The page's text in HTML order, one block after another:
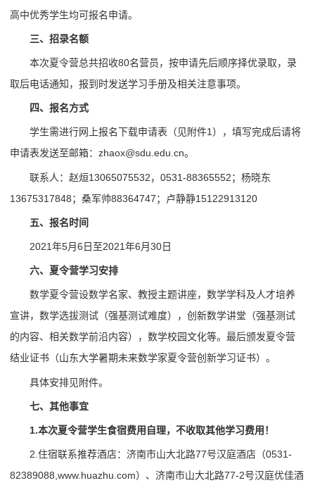
高中优秀学生均可报名申请。
三、招录名额
本次夏令营总共招收80名营员，按申请先后顺序择优录取，录
取后电话通知，报到时发送学习手册及相关注意事项。
四、报名方式
学生需进行网上报名下载申请表（见附件1），填写完成后请将
申请表发送至邮箱：zhaox@sdu.edu.cn。
联系人：赵烜13065075532，0531-88365552；杨晓东
13675317848；桑军帅88364747；卢静静15122913120
五、报名时间
2021年5月6日至2021年6月30日
六、夏令营学习安排
数学夏令营设数学名家、教授主题讲座，数学学科及人才培养
宣讲，数学选拔测试（强基测试难度），创新数学讲堂（强基测试
的内容、相关数学前沿内容），数学校园文化等。最后颁发夏令营
结业证书（山东大学暑期未来数学家夏令营创新学习证书）。
具体安排见附件。
七、其他事宜
1.本次夏令营学生食宿费用自理，不收取其他学习费用！
2.住宿联系推荐酒店：济南市山大北路77号汉庭酒店（0531-
82389088,www.huazhu.com）、济南市山大北路77-2号汉庭优佳酒